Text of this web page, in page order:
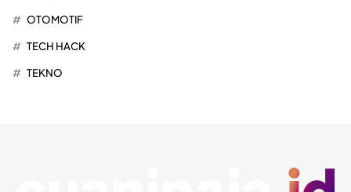
OTOMOTIF
TECH HACK
TEKNO